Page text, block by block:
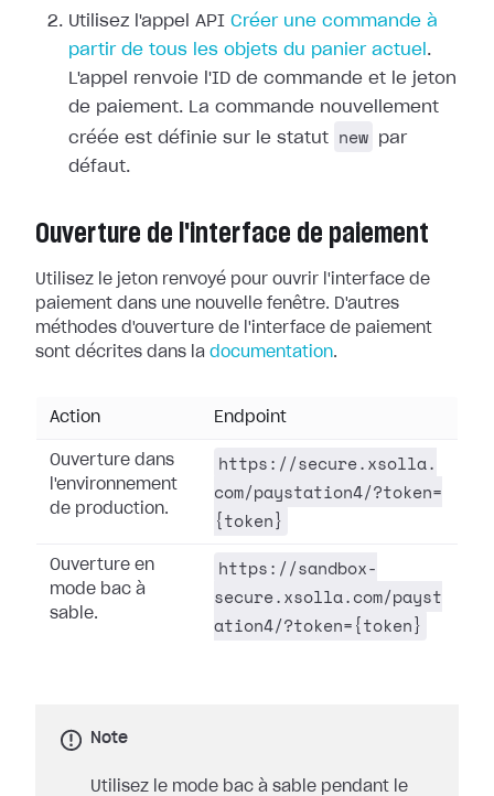
Utilisez l'appel API Créer une commande à
partir de tous les objets du panier actuel .
L'appel renvoie l'ID de commande et le jeton
de paiement. La commande nouvellement
créée est définie sur le statut
new
par
défaut.
Ouverture de l'interface de paiement
Utilisez le jeton renvoyé pour ouvrir l'interface de
paiement dans une nouvelle fenêtre. D'autres
méthodes d'ouverture de l'interface de paiement
sont décrites dans la documentation.
Action Endpoint
Ouverture dans
l'environnement
de production.
https://secure.xsolla.
com/paystation4/?token=
{token}
Ouverture en
mode bac à
sable.
https://sandbox-
secure.xsolla.com/payst
ation4/?token={token}
Note
Utilisez le mode bac à sable pendant le